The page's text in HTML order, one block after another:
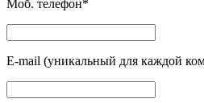
Моб. телефон*
E-mail (уникальный для каждой